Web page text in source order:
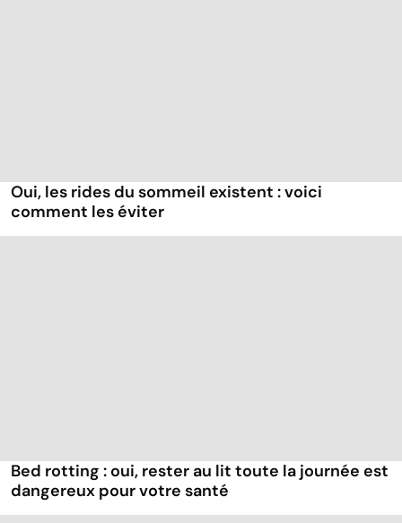
Oui, les rides du sommeil existent : voici
comment les éviter
Bed rotting : oui, rester au lit toute la journée est
dangereux pour votre santé